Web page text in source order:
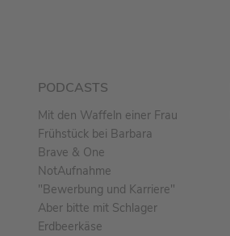
PODCASTS
Mit den Waffeln einer Frau
Frühstück bei Barbara
Brave & One
NotAufnahme
"Bewerbung und Karriere"
Aber bitte mit Schlager
Erdbeerkäse